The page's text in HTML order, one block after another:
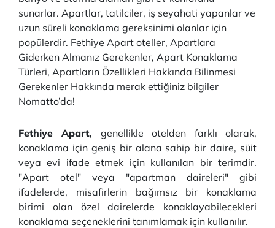
sunarlar. Apartlar, tatilciler, iş seyahati yapanlar ve
uzun süreli konaklama gereksinimi olanlar için
popülerdir. Fethiye Apart oteller, Apartlara
Giderken Almanız Gerekenler, Apart Konaklama
Türleri, Apartların Özellikleri Hakkında Bilinmesi
Gerekenler Hakkında merak ettiğiniz bilgiler
Nomatto’da!
Fethiye Apart, genellikle otelden farklı olarak,
konaklama için geniş bir alana sahip bir daire, süit
veya evi ifade etmek için kullanılan bir terimdir.
"Apart otel" veya "apartman daireleri" gibi
ifadelerde, misafirlerin bağımsız bir konaklama
birimi olan özel dairelerde konaklayabilecekleri
konaklama seçeneklerini tanımlamak için kullanılır.